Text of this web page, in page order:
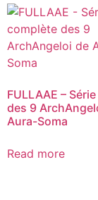
FULLAAE –
des 9
Aura-Soma
Read more